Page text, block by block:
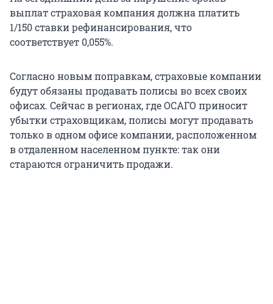
выплат страховая компания должна платить
1/150 ставки рефинансирования, что
соответствует 0,055%.
Согласно новым поправкам, страховые компании
будут обязаны продавать полисы во всех своих
офисах. Сейчас в регионах, где ОСАГО приносит
убытки страховщикам, полисы могут продавать
только в одном офисе компании, расположенном
в отдаленном населенном пункте: так они
стараются ограничить продажи.